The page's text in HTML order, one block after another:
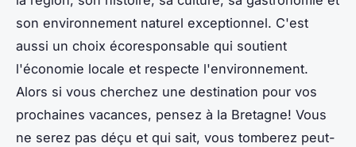
son environnement naturel exceptionnel. C'est
aussi un choix écoresponsable qui soutient
l'économie locale et respecte l'environnement.
Alors si vous cherchez une destination pour vos
prochaines vacances, pensez à la Bretagne! Vous
ne serez pas déçu et qui sait, vous tomberez peut-